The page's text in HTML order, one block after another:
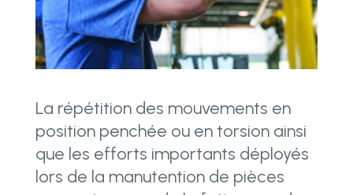
La répétition des mouvements en
position penchée ou en torsion ainsi
que les efforts importants déployés
lors de la manutention de pièces